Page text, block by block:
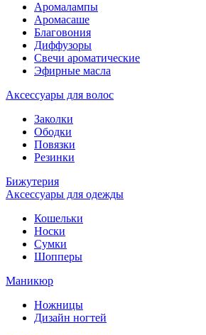
Аромалампы
Аромасаше
Благовония
Диффузоры
Свечи ароматические
Эфирные масла
Аксессуары для волос
Заколки
Ободки
Повязки
Резинки
Бижутерия
Аксессуары для одежды
Кошельки
Носки
Сумки
Шопперы
Маникюр
Ножницы
Дизайн ногтей